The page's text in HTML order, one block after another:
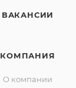
ВАКАНСИИ
КОМПАНИЯ
О компании